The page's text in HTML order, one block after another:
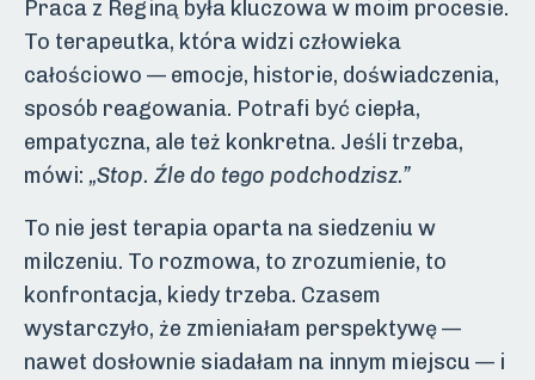
Praca z Reginą była kluczowa w moim procesie.
To terapeutka, która widzi człowieka
całościowo — emocje, historie, doświadczenia,
sposób reagowania. Potrafi być ciepła,
empatyczna, ale też konkretna. Jeśli trzeba,
mówi: „Stop. Źle do tego podchodzisz.”
To nie jest terapia oparta na siedzeniu w
milczeniu. To rozmowa, to zrozumienie, to
konfrontacja, kiedy trzeba. Czasem
wystarczyło, że zmieniałam perspektywę —
nawet dosłownie siadałam na innym miejscu — i